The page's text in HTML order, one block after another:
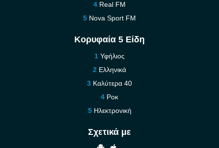
Real FM
Nova Sport FM
Κορυφαία 5 Είδη
Υφήλιος
Ελληνικά
Καλύτερα 40
Ροκ
Ηλεκτρονική
Σχετικά με